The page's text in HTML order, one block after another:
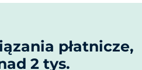
płatnicze,
2 tys.